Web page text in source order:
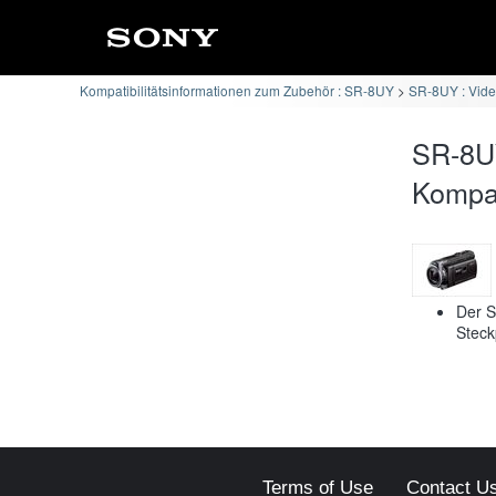
Kompatibilitätsinformationen zum Zubehör : SR-8UY SR-8UY :
SR-
Der
Terms of Use Contact